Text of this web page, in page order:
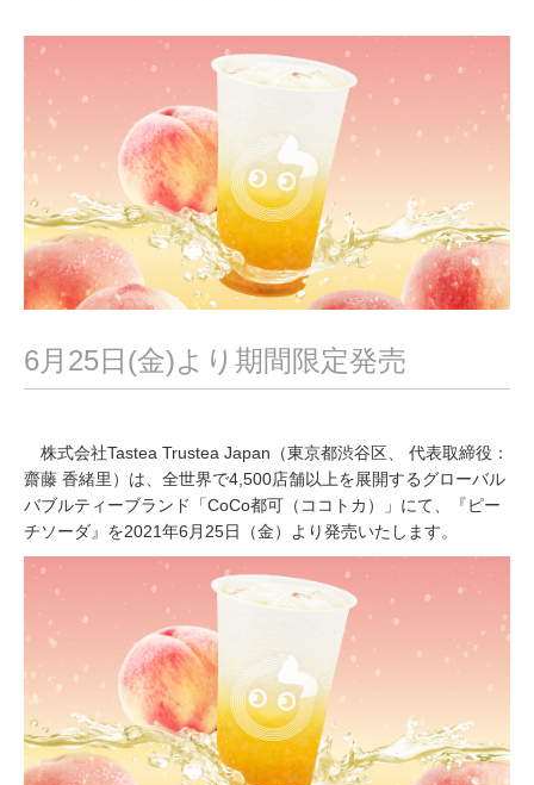
,
6月25日(金)より期間限定発売
株式会社Tastea Trustea Japan（東京都渋谷区、 代表取締役：
齋藤 香緒里）は、全世界で4,500店舗以上を展開するグローバル
バブルティーブランド「CoCo都可（ココトカ）」にて、『ピー
チソーダ』を2021年6月25日（金）より発売いたします。